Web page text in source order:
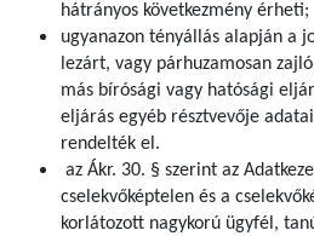
hátrányos következmény érheti;
ugyanazon tényállás alapján a
lezárt, vagy párhuzamosan
más bírósági vagy hatósági
eljárás egyéb résztvevője
rendelték el.
az Ákr. 30. § szerint az
cselekvőképtelen és a
korlátozott nagykorú ügyfél,